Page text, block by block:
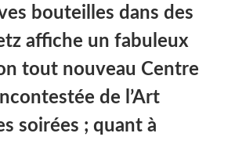
bouteilles dans des
affiche un fabuleux
tout nouveau Centre
de l’Art
soirées ; quant à